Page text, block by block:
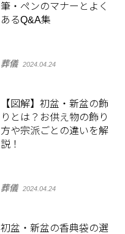
筆・ペンのマナーとよく
あるQ&A集
葬儀 2024.04.24
【図解】初盆・新盆の飾
りとは？お供え物の飾り
方や宗派ごとの違いを解
説！
葬儀 2024.04.24
初盆・新盆の香典袋の選